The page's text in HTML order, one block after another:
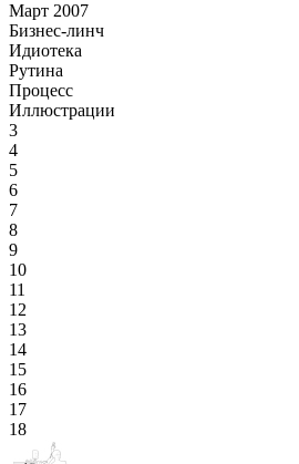
Март 2007
Бизнес-линч
Идиотека
Рутина
Процесс
Иллюстрации
3
4
5
6
7
8
9
10
11
12
13
14
15
16
17
18